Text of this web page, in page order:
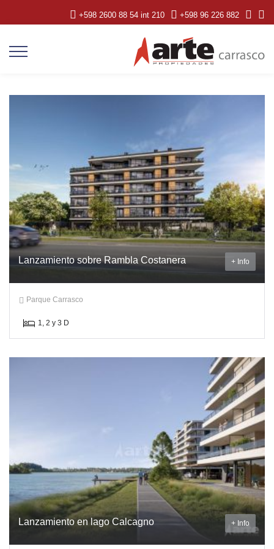
+598 96 226 882
+598 2600 88 54 int 210
Lanzamiento sobre Rambla Costanera + Info
Parque Carrasco
1, 2 y 3 D
Lanzamiento en lago Calcagno + Info